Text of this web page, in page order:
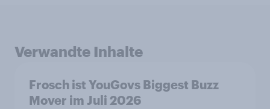
Verwandte Inhalte
Frosch ist YouGovs Biggest Buzz
Mover im Juli 2026